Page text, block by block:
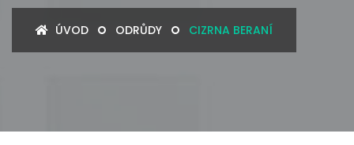
ÚVOD ODRŮDY CIZRNA BERANÍ